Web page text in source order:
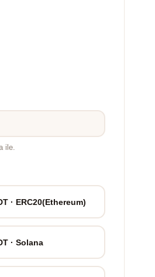
ile.
· ERC20(Ethereum)
· Solana